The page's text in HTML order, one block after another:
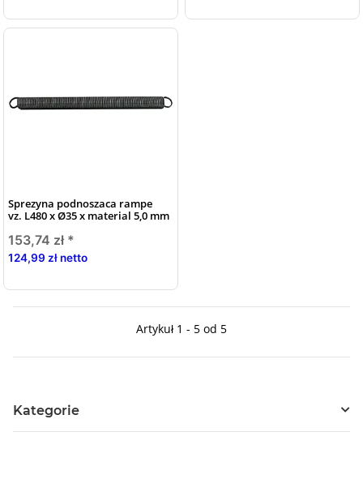
Sprezyna podnoszaca rampe
vz. L480 x Ø35 x material 5,0 mm
153,74 zł *
124,99 zł netto
Artykuł 1 - 5 od 5
Kategorie